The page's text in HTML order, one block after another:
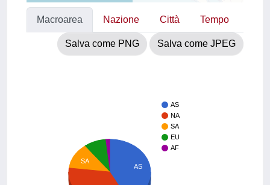
Macroarea Nazione Città Tempo
Salva come PNG Salva come JPEG
AS
NA
SA
EU
AF
AS
SA